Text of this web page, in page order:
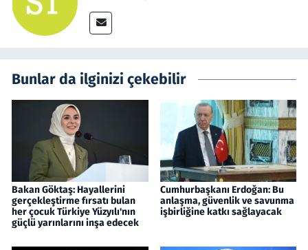
Bunlar da ilginizi çekebilir
Bakan Göktaş: Hayallerini
gerçekleştirme fırsatı bulan
her çocuk Türkiye Yüzyılı'nın
güçlü yarınlarını inşa edecek
Cumhurbaşkanı Erdoğan: Bu
anlaşma, güvenlik ve savunma
işbirliğine katkı sağlayacak